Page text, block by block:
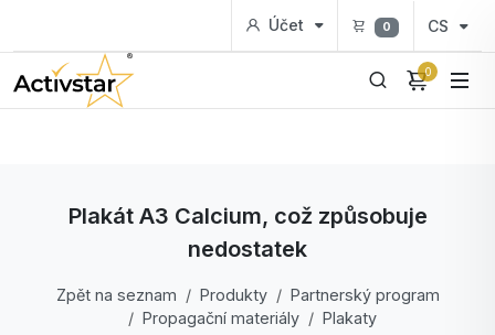
Účet 0 CS
0
Plakát A3 Calcium, což způsobuje
nedostatek
Zpět na seznam Produkty
Partnerský program
Propagační materiály
Plakaty